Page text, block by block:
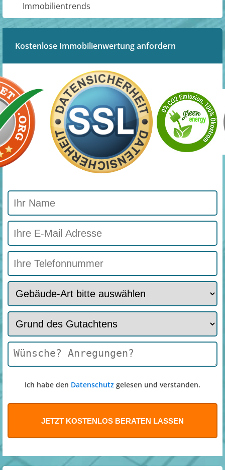
Immobilientrends
Kostenlose Immobilienwertung anfordern
Ich habe den Datenschutz gelesen und verstanden.